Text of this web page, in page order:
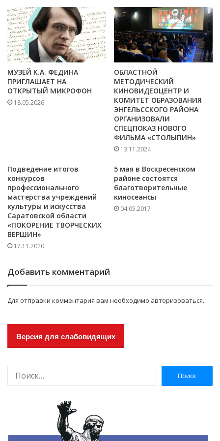
МУЗЕЙ К.А. ФЕДИНА
ПРИГЛАШАЕТ НА
ОТКРЫТЫЙ МИКРОФОН
18.05.2026
ОБЛАСТНОЙ
МЕТОДИЧЕСКИЙ
КИНОВИДЕОЦЕНТР И
КОМИТЕТ ОБРАЗОВАНИЯ
ЭНГЕЛЬССКОГО РАЙОНА
ОРГАНИЗОВАЛИ
СПЕЦПОКАЗ НОВОГО
ФИЛЬМА «СТОЛЫПИН»
13.11.2024
Подведение итогов
конкурсов
профессионального
мастерства учреждений
культуры и искусства
Саратовской области
«ПОКОРЕНИЕ ТВОРЧЕСКИХ
ВЕРШИН»
17.11.2020
5 мая в Воскресенском
районе состоятся
благотворительные
киносеансы
04.05.2017
Добавить комментарий
Для отправки комментария вам необходимо авторизоваться.
Версия для слабовидящих